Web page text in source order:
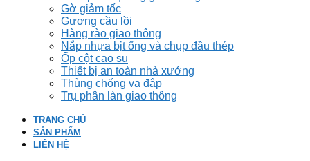
Gờ giảm tốc
Gương cầu lồi
Hàng rào giao thông
Nắp nhựa bịt ống và chụp đầu thép
Ốp cột cao su
Thiết bị an toàn nhà xưởng
Thùng chống va đập
Trụ phân làn giao thông
TRANG CHỦ
SẢN PHẨM
LIÊN HỆ